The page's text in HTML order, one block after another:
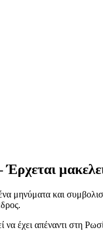
Έρχεται
μηνύματα και
να έχει απέναντι στη